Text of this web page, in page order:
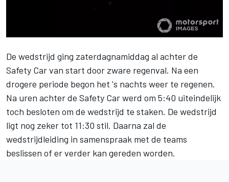
De wedstrijd ging zaterdagnamiddag al achter de
Safety Car van start door zware regenval. Na een
drogere periode begon het 's nachts weer te regenen.
Na uren achter de Safety Car werd om 5:40 uiteindelijk
toch besloten om de wedstrijd te staken. De wedstrijd
ligt nog zeker tot 11:30 stil. Daarna zal de
wedstrijdleiding in samenspraak met de teams
beslissen of er verder kan gereden worden.